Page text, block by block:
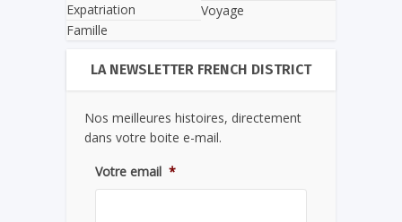
Expatriation
Famille
Voyage
LA NEWSLETTER FRENCH DISTRICT
Nos meilleures histoires, directement
dans votre boite e-mail.
Votre email *